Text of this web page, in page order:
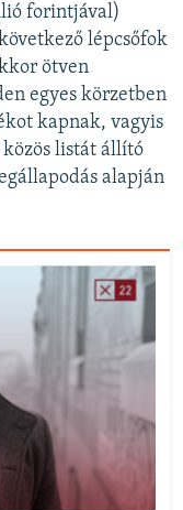
forintjával)
lépcsőfok
ötven
egyes körzetben
kapnak, vagyis
listát állító
alapján